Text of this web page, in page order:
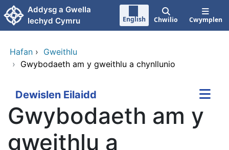
Neidio i'r prif gynnwy
Addysg a Gwella
Iechyd Cymru
English Chwilio Cwymplen
Hafan › Gweithlu
› Gwybodaeth am y gweithlu a chynllunio
Dewislen Eilaidd
Gwybodaeth am y
gweithlu a